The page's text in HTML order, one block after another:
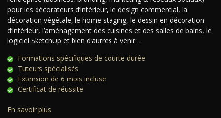
pour les décorateurs d’intérieur, le design commercial, la
décoration végétale, le home staging, le dessin en décoration
d’intérieur, l’aménagement des cuisines et des salles de bains, le
logiciel SketchUp et bien d’autres à venir…
Formations spécifiques de courte durée
Tuteurs spécialisés
Extension de 6 mois incluse
Certificat de réussite
En savoir plus